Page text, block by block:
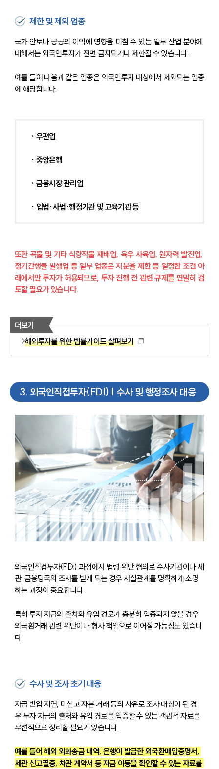
제한 및 제외 업종
국가 안보나 공공의 이익에 영향을 미칠 수 있는 일부 산업 분야에
대해서는 외국인투자가 전면 금지되거나 제한될 수 있습니다.
예를 들어 다음과 같은 업종은 외국인투자 대상에서 제외되는 업종
에 해당합니다.
· 우편업
· 중앙은행
· 금융시장 관리업
· 입법·사법·행정기관 및 교육기관 등
또한 곡물 및 기타 식량작물 재배업, 육우 사육업, 원자력 발전업,
정기간행물 발행업 등 일부 업종은 지분율 제한 등 일정한 조건 아
래에서만 투자가 허용되므로, 투자 진행 전 관련 규제를 면밀히 검
토할 필요가 있습니다.
더보기
해외투자를 위한 법률가이드 살펴보기
3. 외국인직접투자(FDI) | 수사 및 행정조사 대응
외국인직접투자(FDI) 과정에서 법령 위반 혐의로 수사기관이나 세
관, 금융당국의 조사를 받게 되는 경우 사실관계를 명확하게 소명
하는 과정이 중요합니다.
특히 투자 자금의 출처와 유입 경로가 충분히 입증되지 않을 경우
외국환거래 관련 위반이나 형사 책임으로 이어질 가능성도 있습니
다.
수사 및 조사 초기 대응
자금 반입 지연, 미신고 자본 거래 등의 사유로 조사 대상이 된 경
우 투자 자금의 출처와 유입 경로를 입증할 수 있는 객관적 자료를
우선적으로 정리할 필요가 있습니다.
예를 들어 해외 외화송금 내역, 은행이 발급한 외국환매입증명서,
세관 신고필증, 차관 계약서 등 자금 이동을 확인할 수 있는 자료를